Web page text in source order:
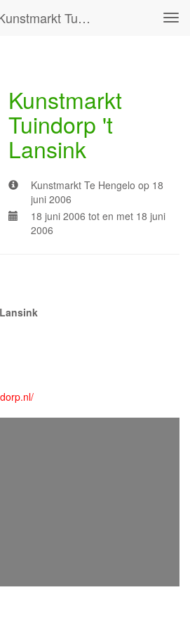
Aparecida Vianna - Kunstmarkt Tuindorp 't Lansink
Kunstmarkt
Tuindorp 't
Lansink
Kunstmarkt Te Hengelo op 18
juni 2006
18 juni 2006 tot en met 18 juni
2006